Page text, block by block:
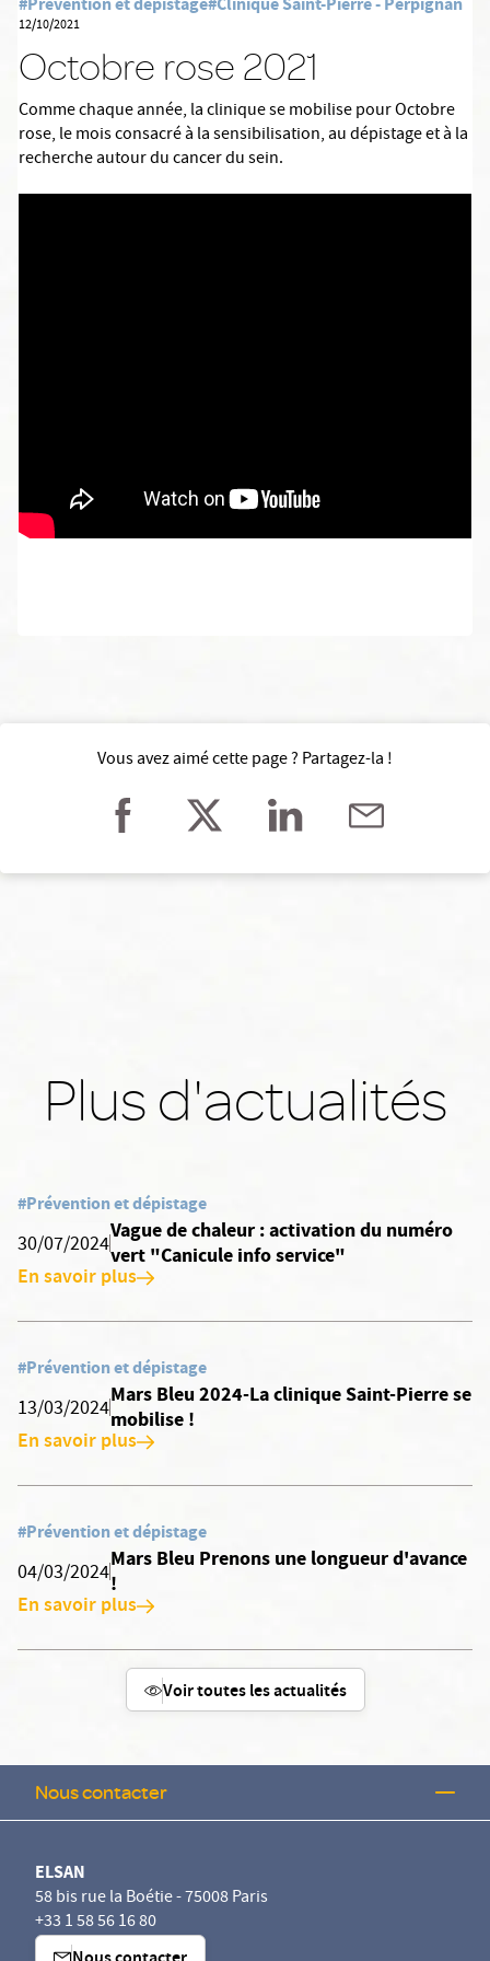
12/10/2021
Octobre rose 2021
Comme chaque année, la clinique se mobilise pour Octobre
rose, le mois consacré à la sensibilisation, au dépistage et à la
recherche autour du cancer du sein.
Vous avez aimé cette page ? Partagez-la !
Plus d'actualités
#Prévention et dépistage
30/07/2024
Vague de chaleur : activation du numéro
vert "Canicule info service"
En savoir plus
#Prévention et dépistage
13/03/2024
Mars Bleu 2024-La clinique Saint-Pierre se
mobilise !
En savoir plus
#Prévention et dépistage
04/03/2024
Mars Bleu Prenons une longueur d'avance
!
En savoir plus
Voir toutes les actualités
Nous contacter
ELSAN
58 bis rue la Boétie - 75008 Paris
+33 1 58 56 16 80